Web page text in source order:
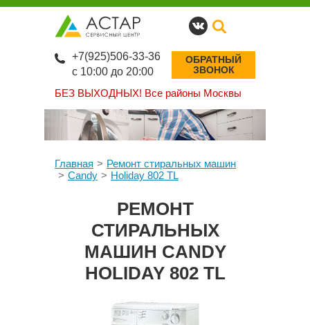
БЕЗ ВЫХОДНЫХ! Все районы Москвы
+7(925)506-33-36
с 10:00 до 20:00
ОБРАТНЫЙ
ЗВОНОК
Главная
Ремонт стиральных машин
Candy
Holiday 802 TL
РЕМОНТ
СТИРАЛЬНЫХ
МАШИН CANDY
HOLIDAY 802 TL